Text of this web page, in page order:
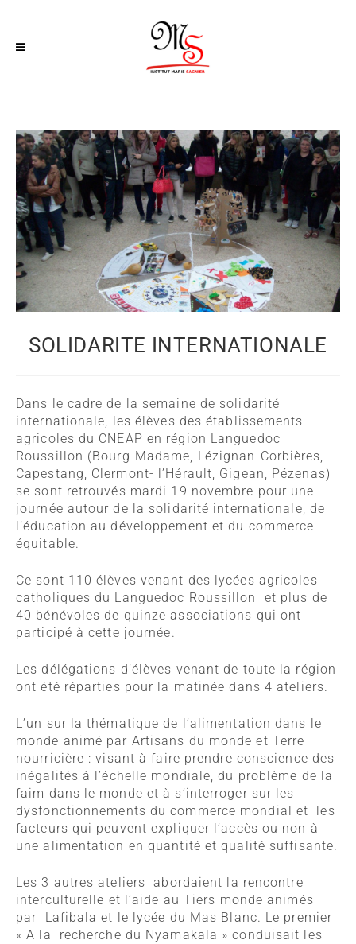
SOLIDARITE INTERNATIONALE
Dans le cadre de la semaine de solidarité
internationale, les élèves des établissements
agricoles du CNEAP en région Languedoc
Roussillon (Bourg-Madame, Lézignan-Corbières,
Capestang, Clermont- l’Hérault, Gigean, Pézenas)
se sont retrouvés mardi 19 novembre pour une
journée autour de la solidarité internationale, de
l’éducation au développement et du commerce
équitable.
Ce sont 110 élèves venant des lycées agricoles
catholiques du Languedoc Roussillon et plus de
40 bénévoles de quinze associations qui ont
participé à cette journée.
Les délégations d’élèves venant de toute la région
ont été réparties pour la matinée dans 4 ateliers.
L’un sur la thématique de l’alimentation dans le
monde animé par Artisans du monde et Terre
nourricière : visant à faire prendre conscience des
inégalités à l’échelle mondiale, du problème de la
faim dans le monde et à s’interroger sur les
dysfonctionnements du commerce mondial et les
facteurs qui peuvent expliquer l’accès ou non à
une alimentation en quantité et qualité suffisante.
Les 3 autres ateliers abordaient la rencontre
interculturelle et l’aide au Tiers monde animés
par Lafibala et le lycée du Mas Blanc. Le premier
« A la recherche du Nyamakala » conduisait les